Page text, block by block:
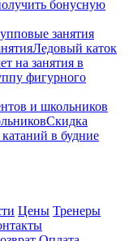
бонусную
Ледовый каток
на занятия в
фигурного
Скидка
в будние
Цены Тренеры